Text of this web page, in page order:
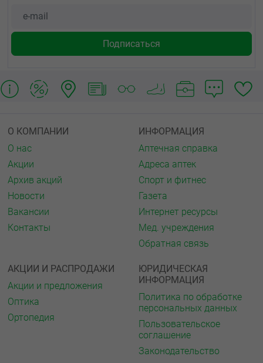
О КОМПАНИИ
О нас
Акции
Архив акций
Новости
Вакансии
Контакты
ИНФОРМАЦИЯ
Аптечная справка
Адреса аптек
Спорт и фитнес
Газета
Интернет ресурсы
Мед. учреждения
Обратная связь
АКЦИИ И РАСПРОДАЖИ
Акции и предложения
Оптика
Ортопедия
ЮРИДИЧЕСКАЯ
ИНФОРМАЦИЯ
Политика по обработке
персональных данных
Пользовательское
соглашение
Законодательство